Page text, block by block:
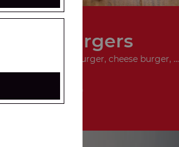
Nos Burgers
double hamburger, cheese burger, ...
+